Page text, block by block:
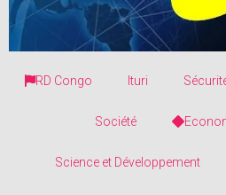
RD Congo Ituri
Société
Science et Développement